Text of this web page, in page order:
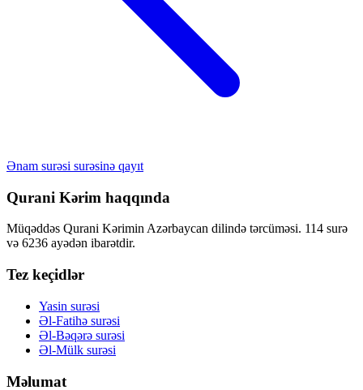
Ənam surəsi surəsinə qayıt
Qurani Kərim haqqında
Müqəddəs Qurani Kərimin Azərbaycan dilində tərcüməsi. 114 surə
və 6236 ayədən ibarətdir.
Tez keçidlər
Yasin surəsi
Əl-Fatihə surəsi
Əl-Bəqərə surəsi
Əl-Mülk surəsi
Məlumat